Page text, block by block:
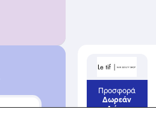
Προσφορά
Δωρεάν
Δώρο